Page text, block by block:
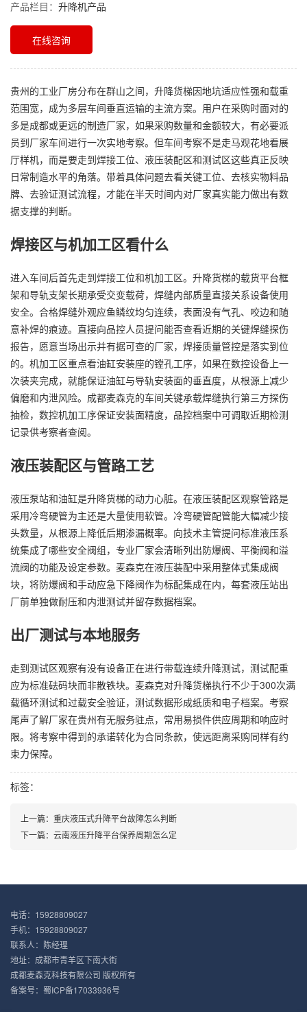
产品栏目： 升降机产品
在线咨询
贵州的工业厂房分布在群山之间，升降货梯因地坑适应性强和载重
范围宽，成为多层车间垂直运输的主流方案。用户在采购时面对的
多是成都或更远的制造厂家，如果采购数量和金额较大，有必要派
员到厂家车间进行一次实地考察。但车间考察不是走马观花地看展
厅样机，而是要走到焊接工位、液压装配区和测试区这些真正反映
日常制造水平的角落。带着具体问题去看关键工位、去核实物料品
牌、去验证测试流程，才能在半天时间内对厂家真实能力做出有数
据支撑的判断。
焊接区与机加工区看什么
进入车间后首先走到焊接工位和机加工区。升降货梯的载货平台框
架和导轨支架长期承受交变载荷，焊缝内部质量直接关系设备使用
安全。合格焊缝外观应鱼鳞纹均匀连续，表面没有气孔、咬边和随
意补焊的痕迹。直接向品控人员提问能否查看近期的关键焊缝探伤
报告，愿意当场出示并有据可查的厂家，焊接质量管控是落实到位
的。机加工区重点看油缸安装座的镗孔工序，如果在数控设备上一
次装夹完成，就能保证油缸与导轨安装面的垂直度，从根源上减少
偏磨和内泄风险。成都麦森克的车间关键承载焊缝执行第三方探伤
抽检，数控机加工序保证安装面精度，品控档案中可调取近期检测
记录供考察者查阅。
液压装配区与管路工艺
液压泵站和油缸是升降货梯的动力心脏。在液压装配区观察管路是
采用冷弯硬管为主还是大量使用软管。冷弯硬管配管能大幅减少接
头数量，从根源上降低后期渗漏概率。向技术主管提问标准液压系
统集成了哪些安全阀组，专业厂家会清晰列出防爆阀、平衡阀和溢
流阀的功能及设定参数。麦森克在液压装配中采用整体式集成阀
块，将防爆阀和手动应急下降阀作为标配集成在内，每套液压站出
厂前单独做耐压和内泄测试并留存数据档案。
出厂测试与本地服务
走到测试区观察有没有设备正在进行带载连续升降测试，测试配重
应为标准砝码块而非散铁块。麦森克对升降货梯执行不少于300次满
载循环测试和过载安全验证，测试数据形成纸质和电子档案。考察
尾声了解厂家在贵州有无服务驻点，常用易损件供应周期和响应时
限。将考察中得到的承诺转化为合同条款，使远距离采购同样有约
束力保障。
标签：
上一篇： 重庆液压式升降平台故障怎么判断
下一篇： 云南液压升降平台保养周期怎么定
电话：15928809027
手机：15928809027
联系人：陈经理
地址：成都市青羊区下南大街
成都麦森克科技有限公司 版权所有
备案号： 蜀ICP备17033936号